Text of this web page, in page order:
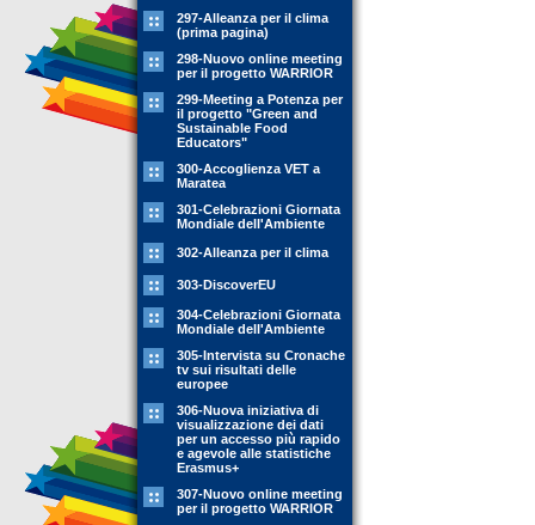
297-Alleanza per il clima
(prima pagina)
298-Nuovo online meeting
per il progetto WARRIOR
299-Meeting a Potenza per
il progetto "Green and
Sustainable Food
Educators"
300-Accoglienza VET a
Maratea
301-Celebrazioni Giornata
Mondiale dell'Ambiente
302-Alleanza per il clima
303-DiscoverEU
304-Celebrazioni Giornata
Mondiale dell'Ambiente
305-Intervista su Cronache
tv sui risultati delle
europee
306-Nuova iniziativa di
visualizzazione dei dati
per un accesso più rapido
e agevole alle statistiche
Erasmus+
307-Nuovo online meeting
per il progetto WARRIOR